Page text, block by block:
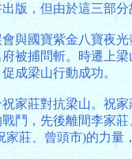
版，但由於這三部
與國寶紫金八寶夜
被捕問斬。時遷上
成梁山行動成功。
家莊對抗梁山。祝
鬥，先後離間李家
莊、曾頭市)的力